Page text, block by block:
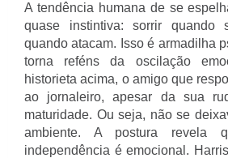
A tendência humana de se
quase instintiva: sorrir quando
quando atacam. Isso é armadilha
torna reféns da oscilação
historieta acima, o amigo que
ao jornaleiro, apesar da sua
maturidade. Ou seja, não se
ambiente. A postura revela
independência é emocional.